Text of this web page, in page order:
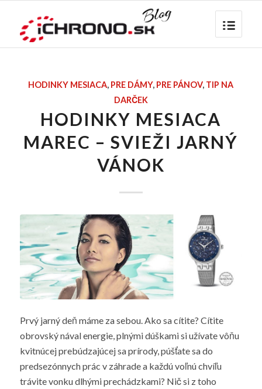
HODINKY MESIACA, PRE DÁMY, PRE PÁNOV, TIP NA
DARČEK
HODINKY MESIACA
MAREC – SVIEŽI JARNÝ
VÁNOK
Prvý jarný deň máme za sebou. Ako sa cítite? Cítite
obrovský nával energie, plnými dúškami si užívate vôňu
kvitnúcej prebúdzajúcej sa prírody, púšťate sa do
predsezónnych prác v záhrade a každú voľnú chvíľu
trávite vonku dlhými prechádzkami? Nič si z toho